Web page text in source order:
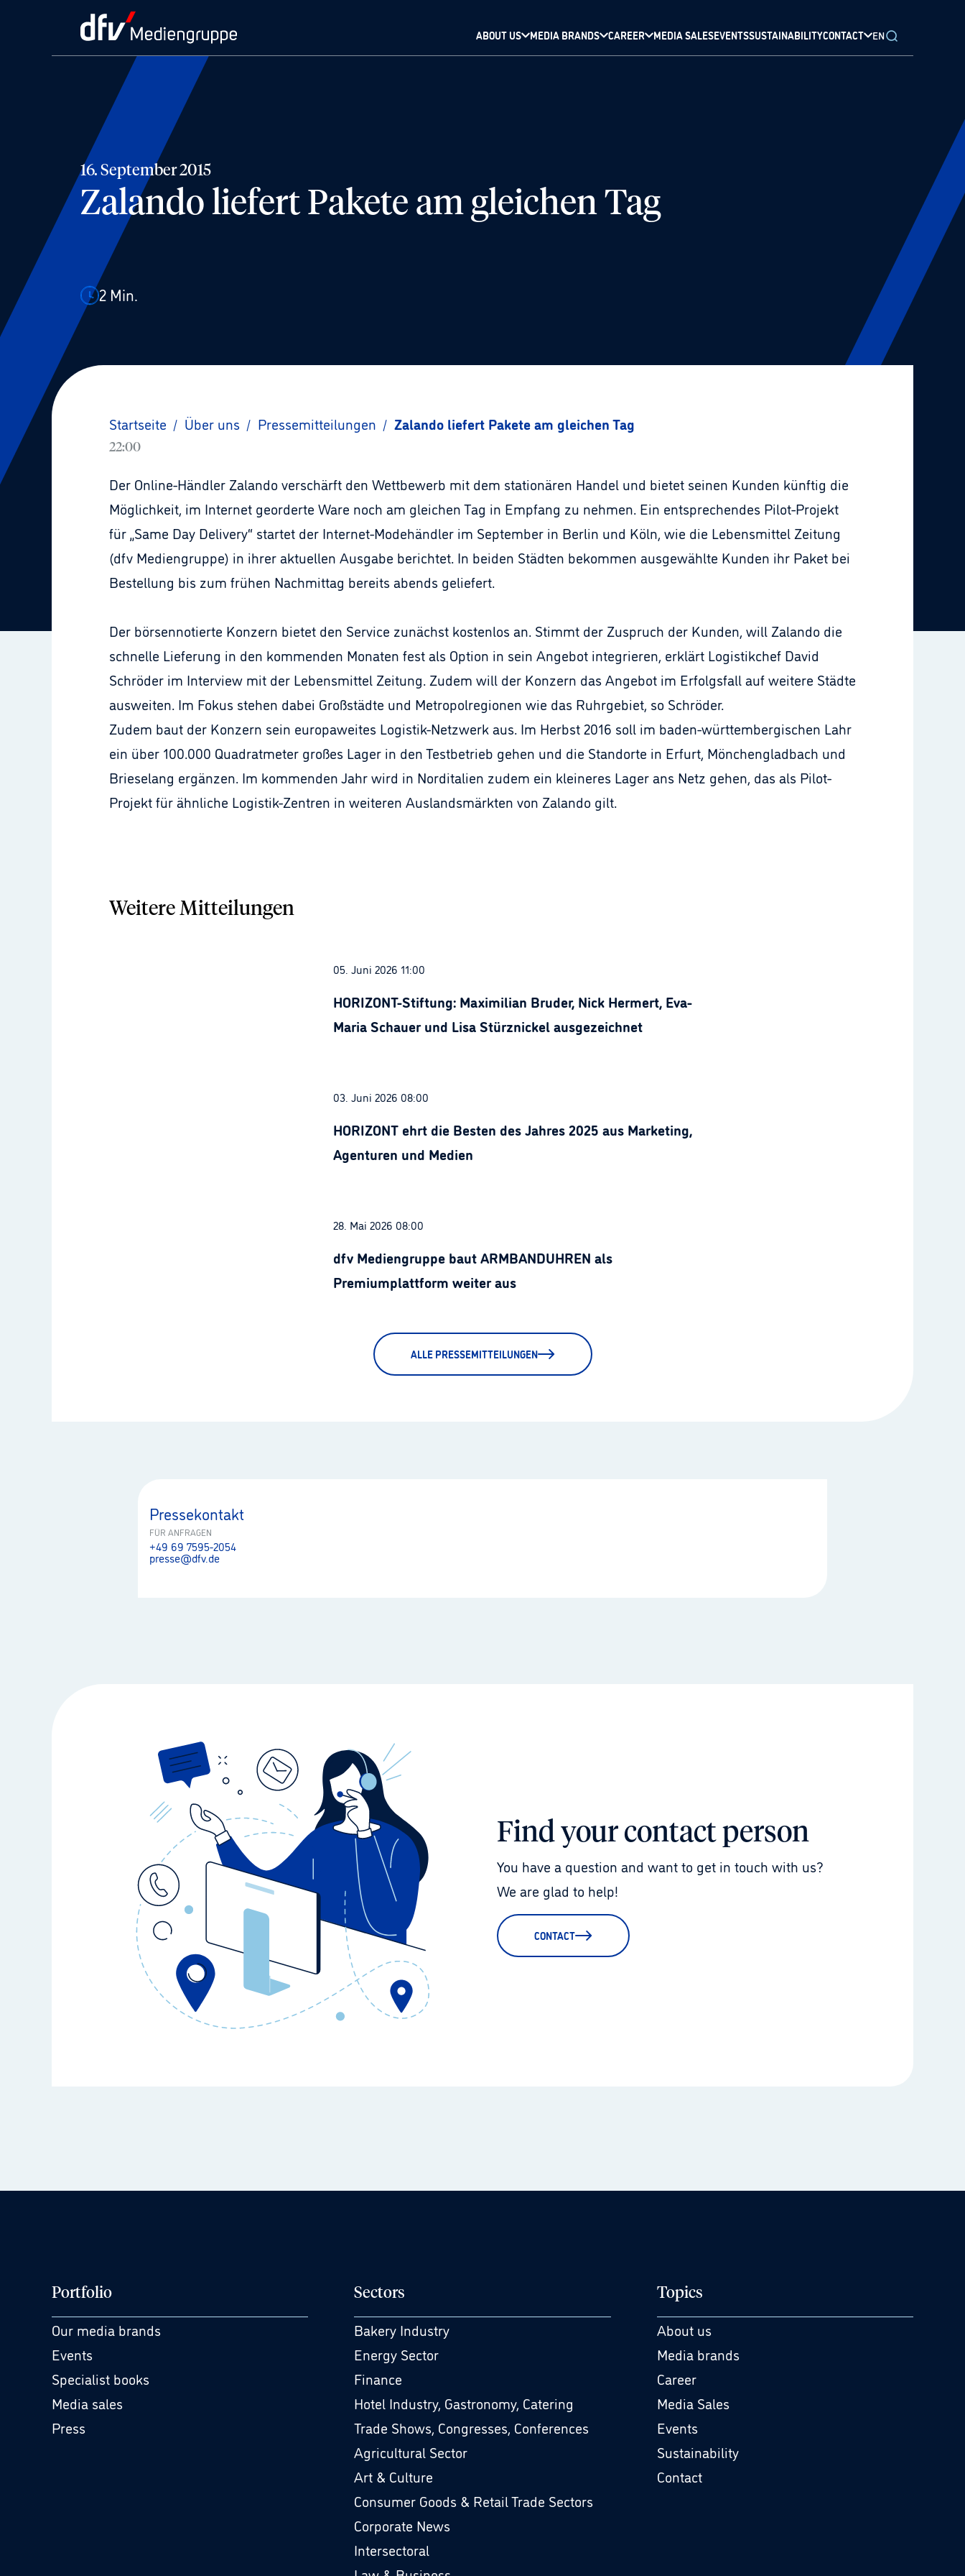
ABOUT US MEDIA BRANDS CAREER MEDIA SALESEVENTSSUSTAINABILITYCONTACT EN
16. September 2015
Zalando liefert Pakete am gleichen Tag
2 Min.
Startseite / Über uns / Pressemitteilungen / Zalando liefert Pakete am gleichen Tag
22:00
Der Online-Händler Zalando verschärft den Wettbewerb mit dem stationären Handel und bietet seinen Kunden künftig die
Möglichkeit, im Internet georderte Ware noch am gleichen Tag in Empfang zu nehmen. Ein entsprechendes Pilot-Projekt
für „Same Day Delivery“ startet der Internet-Modehändler im September in Berlin und Köln, wie die Lebensmittel Zeitung
(dfv Mediengruppe) in ihrer aktuellen Ausgabe berichtet. In beiden Städten bekommen ausgewählte Kunden ihr Paket bei
Bestellung bis zum frühen Nachmittag bereits abends geliefert.
Der börsennotierte Konzern bietet den Service zunächst kostenlos an. Stimmt der Zuspruch der Kunden, will Zalando die
schnelle Lieferung in den kommenden Monaten fest als Option in sein Angebot integrieren, erklärt Logistikchef David
Schröder im Interview mit der Lebensmittel Zeitung. Zudem will der Konzern das Angebot im Erfolgsfall auf weitere Städte
ausweiten. Im Fokus stehen dabei Großstädte und Metropolregionen wie das Ruhrgebiet, so Schröder.
Zudem baut der Konzern sein europaweites Logistik-Netzwerk aus. Im Herbst 2016 soll im baden-württembergischen Lahr
ein über 100.000 Quadratmeter großes Lager in den Testbetrieb gehen und die Standorte in Erfurt, Mönchengladbach und
Brieselang ergänzen. Im kommenden Jahr wird in Norditalien zudem ein kleineres Lager ans Netz gehen, das als Pilot-
Projekt für ähnliche Logistik-Zentren in weiteren Auslandsmärkten von Zalando gilt.
Weitere Mitteilungen
05. Juni 2026 11:00
HORIZONT-Stiftung: Maximilian Bruder, Nick Hermert, Eva-
Maria Schauer und Lisa Stürznickel ausgezeichnet
03. Juni 2026 08:00
HORIZONT ehrt die Besten des Jahres 2025 aus Marketing,
Agenturen und Medien
28. Mai 2026 08:00
dfv Mediengruppe baut ARMBANDUHREN als
Premiumplattform weiter aus
ALLE PRESSEMITTEILUNGEN
Pressekontakt
FÜR ANFRAGEN
+49 69 7595-2054
presse@dfv.de
Find your contact person
You have a question and want to get in touch with us?
We are glad to help!
CONTACT
Portfolio
Our media brands
Events
Specialist books
Media sales
Press
Sectors
Bakery Industry
Energy Sector
Finance
Hotel Industry, Gastronomy, Catering
Trade Shows, Congresses, Conferences
Agricultural Sector
Art & Culture
Consumer Goods & Retail Trade Sectors
Corporate News
Intersectoral
Topics
About us
Media brands
Career
Media Sales
Events
Sustainability
Contact